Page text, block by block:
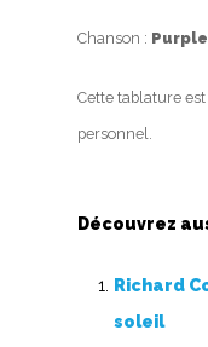
Chanson :
Cette tablature
personnel.
Découvrez
Richard
soleil